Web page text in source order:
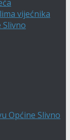
vijećnika
Slivno
Općine Slivno